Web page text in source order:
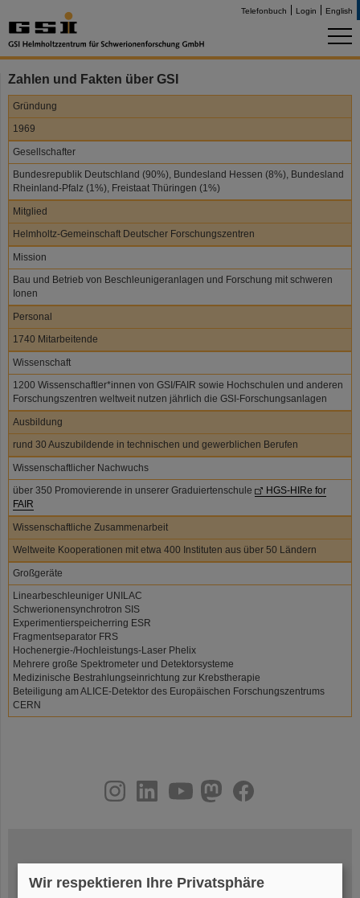
Telefonbuch Login English
Zahlen und Fakten über GSI
Gründung
1969
Gesellschafter
Bundesrepublik Deutschland (90%), Bundesland Hessen (8%), Bundesland
Rheinland-Pfalz (1%), Freistaat Thüringen (1%)
Mitglied
Helmholtz-Gemeinschaft Deutscher Forschungszentren
Mission
Bau und Betrieb von Beschleunigeranlagen und Forschung mit schweren
Ionen
Personal
1740 Mitarbeitende
Wissenschaft
1200 Wissenschaftler*innen von GSI/FAIR sowie Hochschulen und anderen
Forschungszentren weltweit nutzen jährlich die GSI-Forschungsanlagen
Ausbildung
rund 30 Auszubildende in technischen und gewerblichen Berufen
Wissenschaftlicher Nachwuchs
über 350 Promovierende in unserer Graduiertenschule
HGS-HIRe for
FAIR
Wissenschaftliche Zusammenarbeit
Weltweite Kooperationen mit etwa 400 Instituten aus über 50 Ländern
Großgeräte
Linearbeschleuniger UNILAC
Schwerionensynchrotron SIS
Experimentierspeicherring ESR
Fragmentseparator FRS
Hochenergie-/Hochleistungs-Laser Phelix
Mehrere große Spektrometer und Detektorsysteme
Medizinische Bestrahlungseinrichtung zur Krebstherapie
Beteiligung am ALICE-Detektor des Europäischen Forschungszentrums
CERN
youtubehelmholtz.socialfacebook
Warum existiert nicht einfach nichts?
Wir respektieren Ihre Privatsphäre